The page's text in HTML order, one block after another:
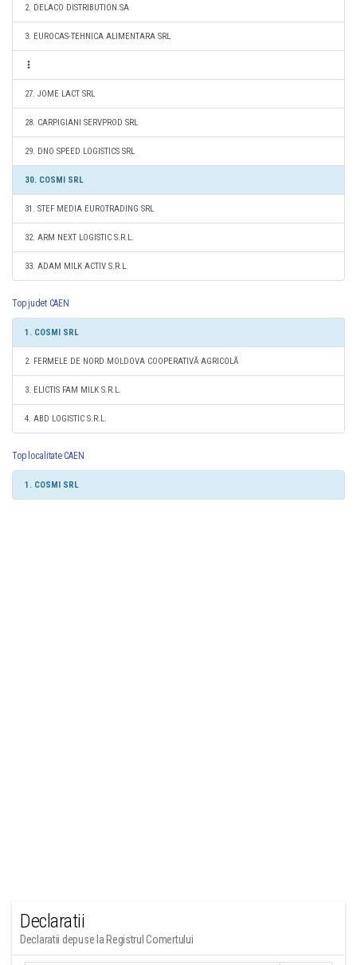
2. DELACO DISTRIBUTION SA
3. EUROCAS-TEHNICA ALIMENTARA SRL
27. JOME LACT SRL
28. CARPIGIANI SERVPROD SRL
29. DNO SPEED LOGISTICS SRL
30. COSMI SRL
31. STEF MEDIA EUROTRADING SRL
32. ARM NEXT LOGISTIC S.R.L.
33. ADAM MILK ACTIV S.R.L.
Top judet CAEN
1. COSMI SRL
2. FERMELE DE NORD MOLDOVA COOPERATIVĂ AGRICOLĂ
3. ELICTIS FAM MILK S.R.L.
4. ABD LOGISTIC S.R.L.
Top localitate CAEN
1. COSMI SRL
Declaratii
Declaratii depuse la Registrul Comertului